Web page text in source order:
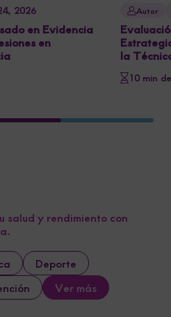
2026
en Evidencia
en
Autor
la
10 min
salud y rendimiento con
Deporte
Ver más